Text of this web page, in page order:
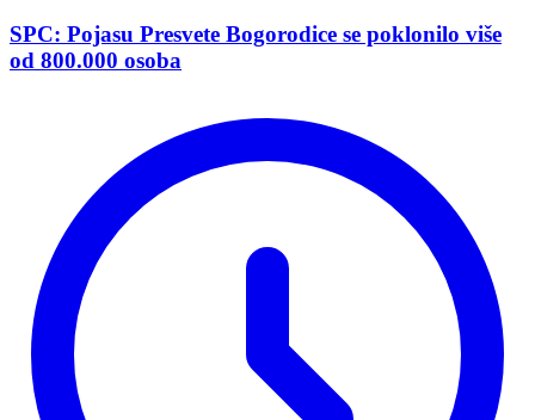
SPC: Pojasu Presvete Bogorodice se poklonilo više
od 800.000 osoba